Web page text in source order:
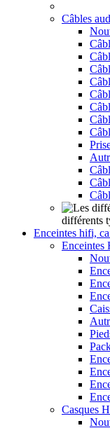
Câbles
différents
Enceintes hifi,
Enceintes
Casques